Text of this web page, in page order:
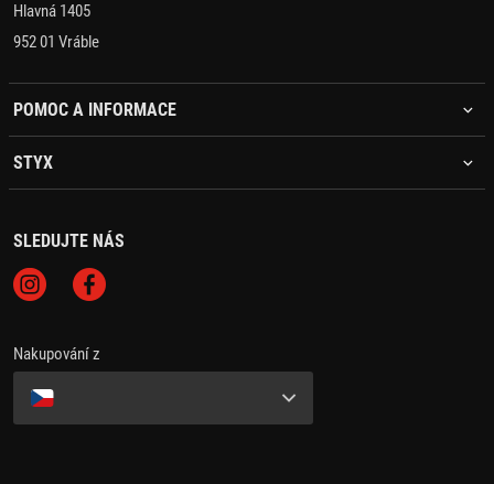
Hlavná 1405
952 01 Vráble
POMOC A INFORMACE
STYX
SLEDUJTE NÁS
Nakupování z